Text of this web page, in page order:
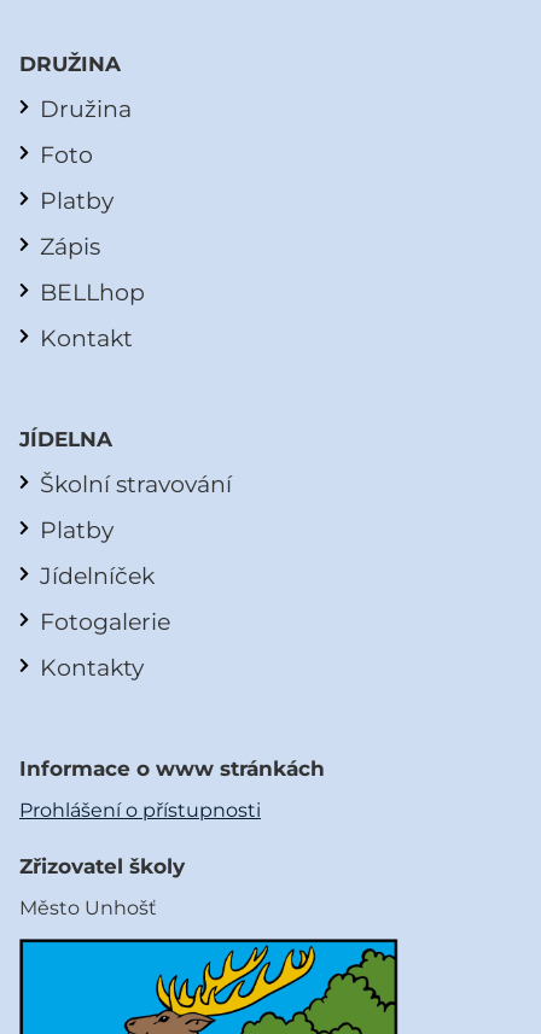
DRUŽINA
Družina
Foto
Platby
Zápis
BELLhop
Kontakt
JÍDELNA
Školní stravování
Platby
Jídelníček
Fotogalerie
Kontakty
Informace o www stránkách
Prohlášení o přístupnosti
Zřizovatel školy
Město Unhošť